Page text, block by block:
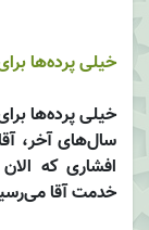
خیلی پرده‌ها
خیلی پرده‌ها
سال‌های آخر،
افشاری که
خدمت آقا